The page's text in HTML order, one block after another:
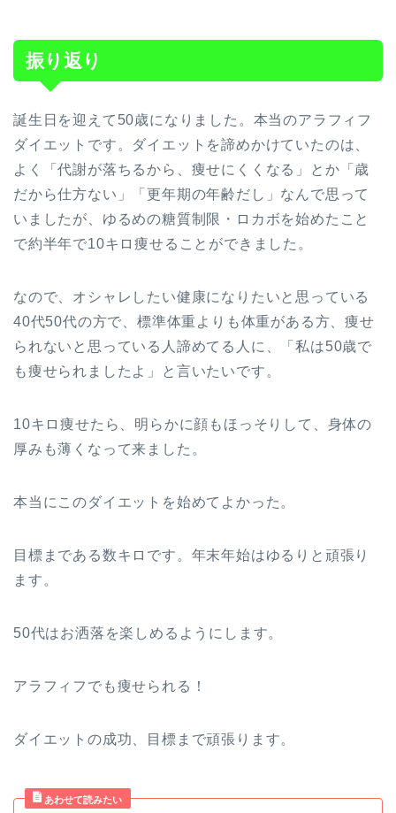
振り返り
誕生日を迎えて50歳になりました。本当のアラフィフ
ダイエットです。ダイエットを諦めかけていたのは、
よく「代謝が落ちるから、痩せにくくなる」とか「歳
だから仕方ない」「更年期の年齢だし」なんで思って
いましたが、ゆるめの糖質制限・ロカボを始めたこと
で約半年で10キロ痩せることができました。
なので、オシャレしたい健康になりたいと思っている
40代50代の方で、標準体重よりも体重がある方、痩せ
られないと思っている人諦めてる人に、「私は50歳で
も痩せられましたよ」と言いたいです。
10キロ痩せたら、明らかに顔もほっそりして、身体の
厚みも薄くなって来ました。
本当にこのダイエットを始めてよかった。
目標まである数キロです。年末年始はゆるりと頑張り
ます。
50代はお洒落を楽しめるようにします。
アラフィフでも痩せられる！
ダイエットの成功、目標まで頑張ります。